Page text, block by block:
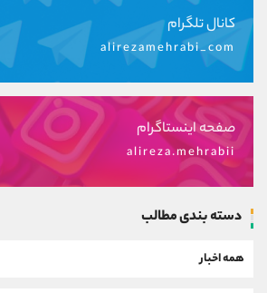
کانال تلگرام
alirezamehrabi_com
صفحه اینستاگرام
alireza.mehrabii
دسته بندی مطالب
همه اخبار